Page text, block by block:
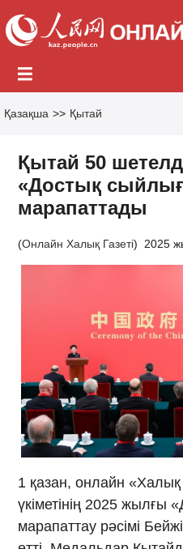
Қазақша >> Қытай
Қытай 50
«Достық
марапаттады
(Онлайн Халық Газеті) 2025
1 қазан, онлайн «Халық
үкіметінің 2025
марапаттау рәсімі